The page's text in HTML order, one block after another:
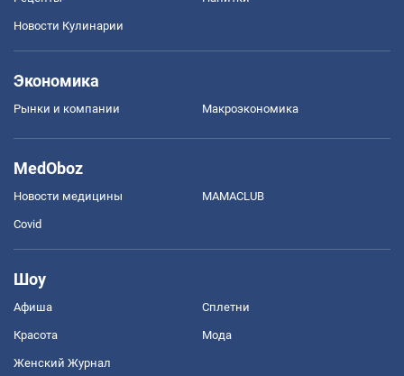
Новости Кулинарии
Экономика
Рынки и компании Mакроэкономика
MedOboz
Новости медицины MAMACLUB
Covid
Шоу
Афиша Сплетни
Красота Мода
Женский Журнал